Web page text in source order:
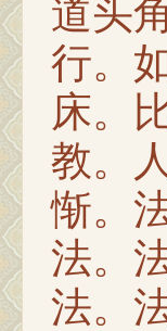
道头
行。
床。
教。
惭。
法。
法。